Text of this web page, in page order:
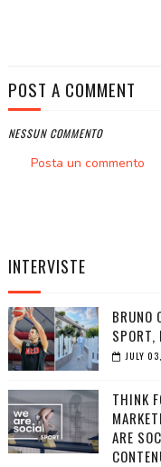
POST A COMMENT
NESSUN COMMENTO
Posta un commento
INTERVISTE
BRUNO
JULY
THINK
ARE